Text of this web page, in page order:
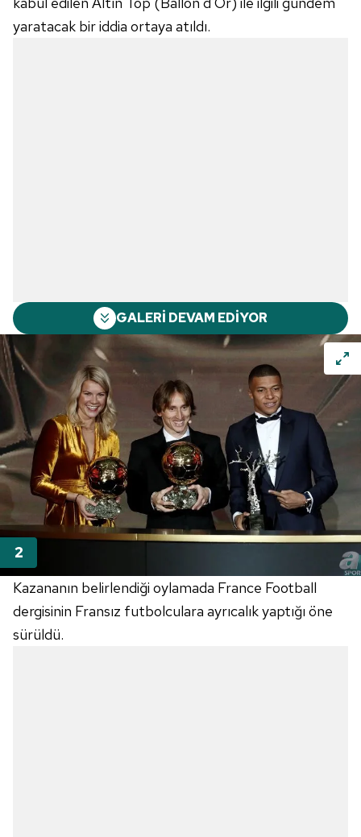
yaratacak bir iddia ortaya atıldı.
GALERİ DEVAM EDİYOR
Kazananın belirlendiği oylamada France Football
dergisinin Fransız futbolculara ayrıcalık yaptığı öne
sürüldü.